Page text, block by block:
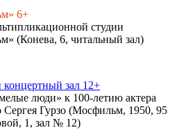
6+
студии
(Конева, 6, читальный зал)
зал 12+
люди» к 100-летию актера
Сергея Гурзо (Мосфильм, 1950, 95
1, зал № 12)